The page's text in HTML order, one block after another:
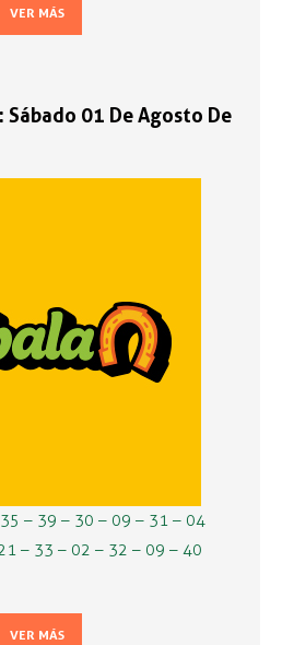
VER MÁS
Sábado 01 De Agosto De
– 39 – 30 – 09 – 31 – 04
– 33 – 02 – 32 – 09 – 40
VER MÁS